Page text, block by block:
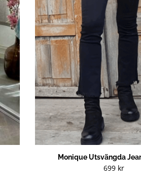
Monique Utsvängda
699 kr